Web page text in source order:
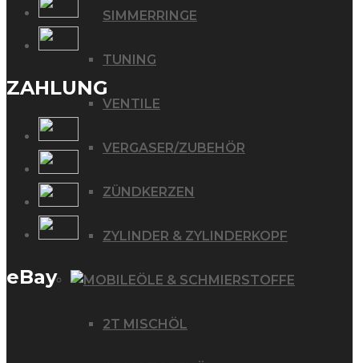
SIMMERRINGE
TUNING
VENTILE
VERGASER/ZUBEHÖR
ZÜNDKERZEN
ZYLINDER & ZYLINDERKOPF
ÖLE & SCHMIERSTOFFE
2T MISCHÖL
ZAHLUNG
eBay